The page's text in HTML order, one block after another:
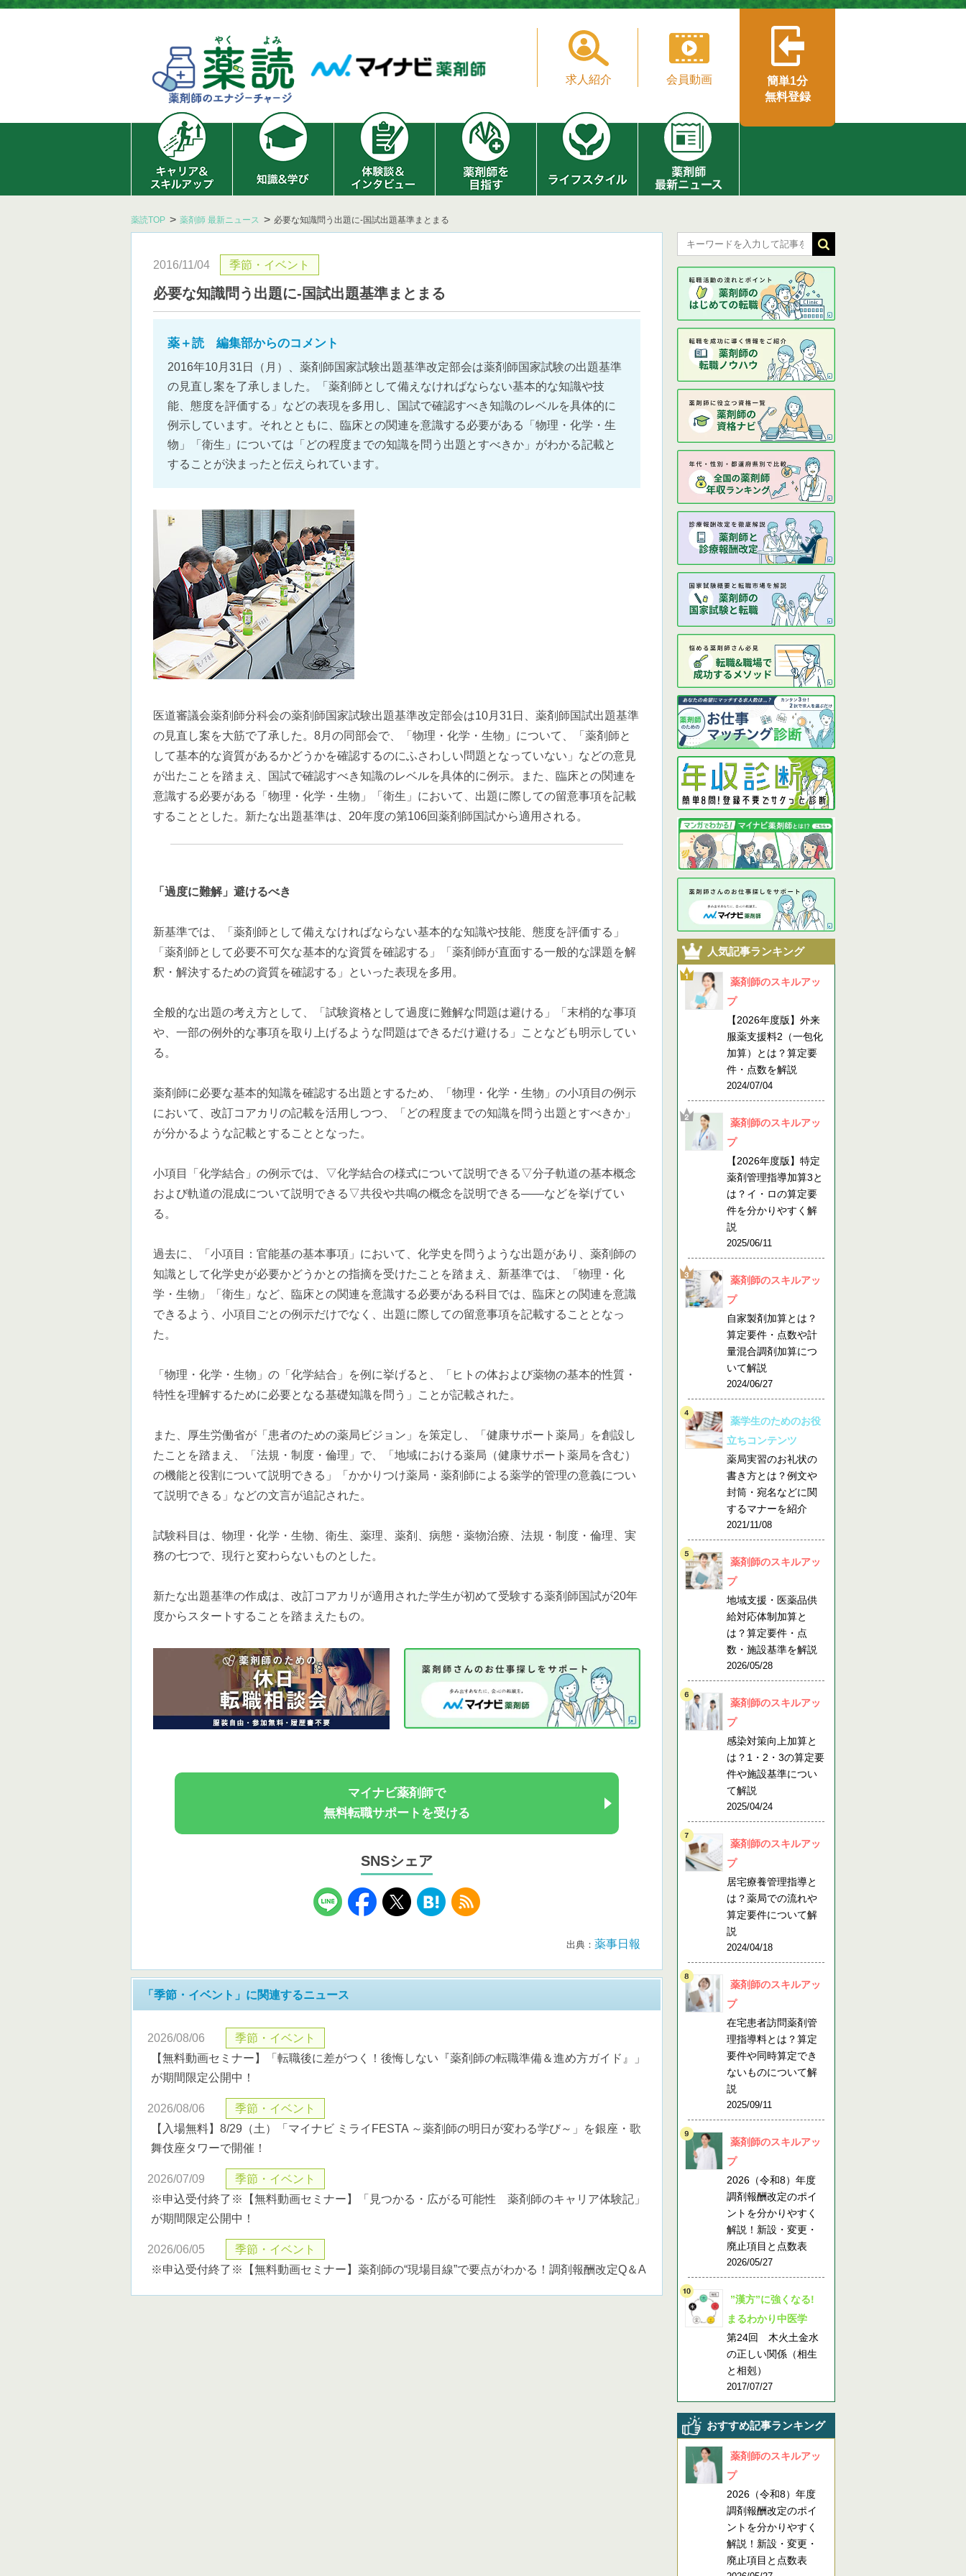
求人紹介 会員動画
簡単1分
無料登録
薬読TOP 薬剤師 最新ニュース 必要な知識問う出題に‐国試出題基準まとまる
2016/11/04 季節・イベント
必要な知識問う出題に‐国試出題基準まとまる
薬＋読 編集部からのコメント
2016年10月31日（月）、薬剤師国家試験出題基準改定部会は薬剤師国家試験の出題基準
の見直し案を了承しました。「薬剤師として備えなければならない基本的な知識や技
能、態度を評価する」などの表現を多用し、国試で確認すべき知識のレベルを具体的に
例示しています。それとともに、臨床との関連を意識する必要がある「物理・化学・生
物」「衛生」については「どの程度までの知識を問う出題とすべきか」がわかる記載と
することが決まったと伝えられています。
医道審議会薬剤師分科会の薬剤師国家試験出題基準改定部会は10月31日、薬剤師国試出題基準
の見直し案を大筋で了承した。8月の同部会で、「物理・化学・生物」について、「薬剤師と
して基本的な資質があるかどうかを確認するのにふさわしい問題となっていない」などの意見
が出たことを踏まえ、国試で確認すべき知識のレベルを具体的に例示。また、臨床との関連を
意識する必要がある「物理・化学・生物」「衛生」において、出題に際しての留意事項を記載
することとした。新たな出題基準は、20年度の第106回薬剤師国試から適用される。
「過度に難解」避けるべき
新基準では、「薬剤師として備えなければならない基本的な知識や技能、態度を評価する」
「薬剤師として必要不可欠な基本的な資質を確認する」「薬剤師が直面する一般的な課題を解
釈・解決するための資質を確認する」といった表現を多用。
全般的な出題の考え方として、「試験資格として過度に難解な問題は避ける」「末梢的な事項
や、一部の例外的な事項を取り上げるような問題はできるだけ避ける」ことなども明示してい
る。
薬剤師に必要な基本的知識を確認する出題とするため、「物理・化学・生物」の小項目の例示
において、改訂コアカリの記載を活用しつつ、「どの程度までの知識を問う出題とすべきか」
が分かるような記載とすることとなった。
小項目「化学結合」の例示では、▽化学結合の様式について説明できる▽分子軌道の基本概念
および軌道の混成について説明できる▽共役や共鳴の概念を説明できる――などを挙げてい
る。
過去に、「小項目：官能基の基本事項」において、化学史を問うような出題があり、薬剤師の
知識として化学史が必要かどうかとの指摘を受けたことを踏まえ、新基準では、「物理・化
学・生物」「衛生」など、臨床との関連を意識する必要がある科目では、臨床との関連を意識
できるよう、小項目ごとの例示だけでなく、出題に際しての留意事項を記載することとなっ
た。
「物理・化学・生物」の「化学結合」を例に挙げると、「ヒトの体および薬物の基本的性質・
特性を理解するために必要となる基礎知識を問う」ことが記載された。
また、厚生労働省が「患者のための薬局ビジョン」を策定し、「健康サポート薬局」を創設し
たことを踏まえ、「法規・制度・倫理」で、「地域における薬局（健康サポート薬局を含む）
の機能と役割について説明できる」「かかりつけ薬局・薬剤師による薬学的管理の意義につい
て説明できる」などの文言が追記された。
試験科目は、物理・化学・生物、衛生、薬理、薬剤、病態・薬物治療、法規・制度・倫理、実
務の七つで、現行と変わらないものとした。
新たな出題基準の作成は、改訂コアカリが適用された学生が初めて受験する薬剤師国試が20年
度からスタートすることを踏まえたもの。
マイナビ薬剤師で
無料転職サポートを受ける
SNSシェア
出典： 薬事日報
「季節・イベント」に関連するニュース
2026/08/06
季節・イベント
【無料動画セミナー】「転職後に差がつく！後悔しない『薬剤師の転職準備＆進め方ガイド』」
が期間限定公開中！
2026/08/06
季節・イベント
【入場無料】8/29（土）「マイナビ ミライFESTA ～薬剤師の明日が変わる学び～」を銀座・歌
舞伎座タワーで開催！
2026/07/09
季節・イベント
※申込受付終了※【無料動画セミナー】「見つかる・広がる可能性 薬剤師のキャリア体験記」
が期間限定公開中！
2026/06/05
季節・イベント
※申込受付終了※【無料動画セミナー】薬剤師の“現場目線”で要点がわかる！調剤報酬改定Q＆A
人気記事ランキング
薬剤師のスキルアッ
プ
【2026年度版】外来
服薬支援料2（一包化
加算）とは？算定要
件・点数を解説
2024/07/04
薬剤師のスキルアッ
プ
【2026年度版】特定
薬剤管理指導加算3と
は？イ・ロの算定要
件を分かりやすく解
説
2025/06/11
薬剤師のスキルアッ
プ
自家製剤加算とは？
算定要件・点数や計
量混合調剤加算につ
いて解説
2024/06/27
薬学生のためのお役
立ちコンテンツ
薬局実習のお礼状の
書き方とは？例文や
封筒・宛名などに関
するマナーを紹介
2021/11/08
薬剤師のスキルアッ
プ
地域支援・医薬品供
給対応体制加算と
は？算定要件・点
数・施設基準を解説
2026/05/28
薬剤師のスキルアッ
プ
感染対策向上加算と
は？1・2・3の算定要
件や施設基準につい
て解説
2025/04/24
薬剤師のスキルアッ
プ
居宅療養管理指導と
は？薬局での流れや
算定要件について解
説
2024/04/18
薬剤師のスキルアッ
プ
在宅患者訪問薬剤管
理指導料とは？算定
要件や同時算定でき
ないものについて解
説
2025/09/11
薬剤師のスキルアッ
プ
2026（令和8）年度
調剤報酬改定のポイ
ントを分かりやすく
解説！新設・変更・
廃止項目と点数表
2026/05/27
”漢方”に強くなる!
まるわかり中医学
第24回 木火土金水
の正しい関係（相生
と相剋）
2017/07/27
おすすめ記事ランキング
薬剤師のスキルアッ
プ
2026（令和8）年度
調剤報酬改定のポイ
ントを分かりやすく
解説！新設・変更・
廃止項目と点数表